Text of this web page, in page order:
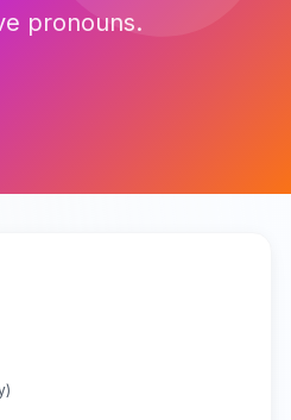
pronouns.